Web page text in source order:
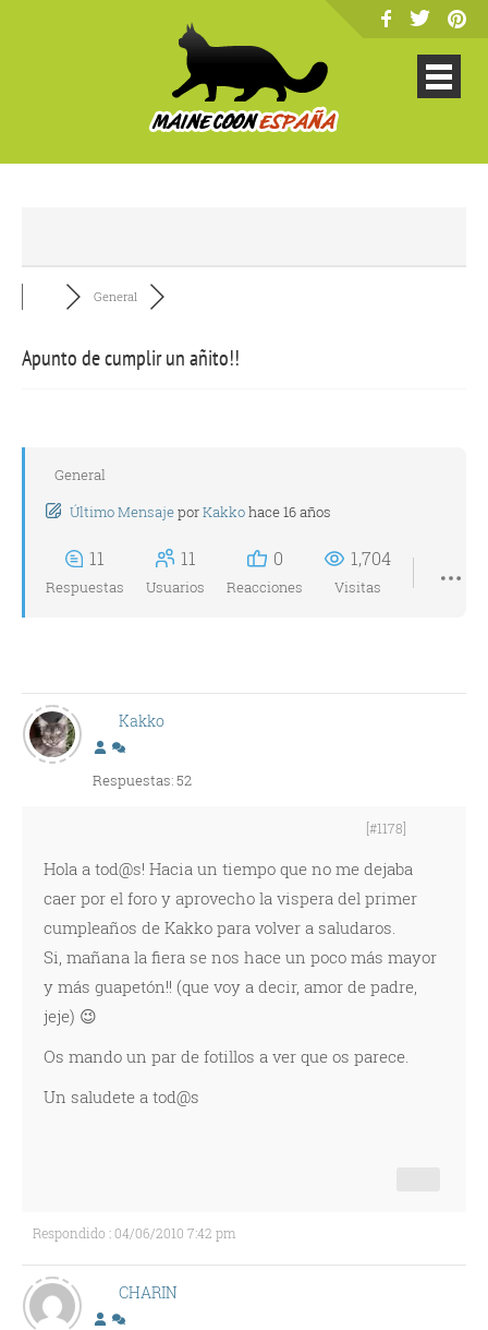
General
Apunto de cumplir un añito!!
General
Último MensajeporKakkohace 16 años
11
Respuestas
11
Usuarios
0
Reacciones
1,704
Visitas
Kakko
Respuestas: 52
[#1178]
Hola a tod@s! Hacia un tiempo que no me dejaba
caer por el foro y aprovecho la vispera del primer
cumpleaños de Kakko para volver a saludaros.
Si, mañana la fiera se nos hace un poco más mayor
y más guapetón!! (que voy a decir, amor de padre,
jeje) 😉
Os mando un par de fotillos a ver que os parece.
Un saludete a tod@s
Respondido : 04/06/2010 7:42 pm
CHARIN